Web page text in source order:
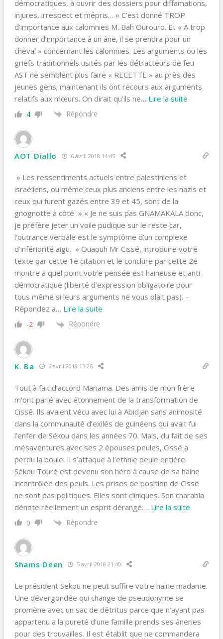
démocratiques, à ouvrir des dossiers pour diffamations,
injures, irrespect et mépris… » C’est donné TROP
d’importance aux calomnies M. Bah Ourouro. Et « A trop
donner d’importance à un âne, il se prendra pour un
cheval » concernant les calomnies. Les arguments ou les
griefs traditionnels usités par les détracteurs de feu
AST ne semblent plus faire « RECETTE » au près des
jeunes gens; maintenant ils ont recours aux arguments
relatifs aux mœurs. On dirait qu’ils ne… Lire la suite
4 Répondre
AOT Diallo 6 avril 2018 14:45
» Les ressentiments actuels entre palestiniens et
israéliens, ou même ceux plus anciens entre les nazis et
ceux qui furent gazés entre 39 et 45, sont de la
gnognotte à côté » « Je ne suis pas GNAMAKALA donc,
je préfère jeter un voile pudique sur le reste car,
l’outrance verbale est le symptôme d’un complexe
d’infériorité aigu. » Ouaouh Mr Cissé, introduire votre
texte par cette 1e citation et le conclure par cette 2e
montre a quel point votre pensée est haineuse et anti-
démocratique (liberté d’expression obligatoire pour
tous même si leurs arguments ne vous plait pas). –
Répondez a… Lire la suite
-2 Répondre
K. Ba 6 avril 2018 13:26
Tout à fait d’accord Mariama. Des amis de mon frère
m’ont parlé avec étonnement de la transformation de
Cissé. Ils avaient vécu avec lui à Abidjan sans animosité
dans la communauté d’exilés de guinéens qui avait fui
l’enfer de Sékou dans les années 70. Mais, du fait de ses
mésaventures avec ses 2 épouses peules, Cissé a
perdu la boule. Il s’attaque à l’ethnie peule entière.
Sékou Touré est devenu son héro à cause de sa haine
incontrôlée des peuls. Les prises de position de Cissé
ne sont pas politiques. Elles sont cliniques. Son charabia
dénote réellement un esprit dérangé.… Lire la suite
0 Répondre
Shams Deen 5 avril 2018 21:40
Le président Sekou ne peut suffire votre haine madame.
Une dévergondée qui change de pseudonyme se
promène avec un sac de détritus parce que n’ayant pas
appartenu a la pureté d’une famille prends ses âneries
pour des trouvailles. Il est établit que ne commandera